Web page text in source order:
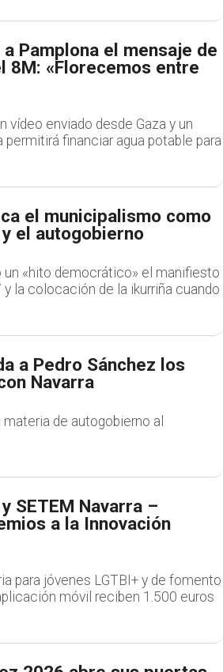
Pamplona el mensaje de
8M: «Florecemos entre
vídeo enviado desde Gaza y un
financiar agua potable para
el municipalismo como
el autogobierno
un «hito democrático» el manifiesto
la colocación de la ikurriña cuando
a Pedro Sánchez los
Navarra
de autogobierno al
SETEM Navarra –
a la Innovación
para jóvenes LGTBI+ y de fomento
móvil reciben 1.500 euros